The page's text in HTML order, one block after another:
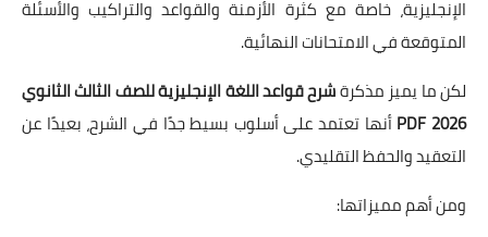
الإنجليزية، خاصة مع كثرة الأزمنة والقواعد والتراكيب والأسئلة
المتوقعة في الامتحانات النهائية.
لكن ما يميز مذكرةشرح قواعد اللغة الإنجليزية للصف الثالث الثانوي
2026 PDF
أنها تعتمد على أسلوب بسيط جدًا في الشرح، بعيدًا عن
التعقيد والحفظ التقليدي.
ومن أهم مميزاتها: